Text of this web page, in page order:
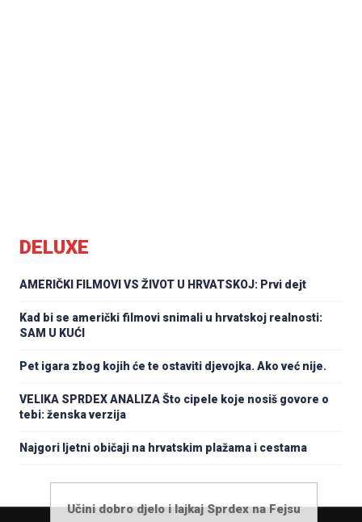
DELUXE
AMERIČKI FILMOVI VS ŽIVOT U HRVATSKOJ: Prvi dejt
Kad bi se američki filmovi snimali u hrvatskoj realnosti:
SAM U KUĆI
Pet igara zbog kojih će te ostaviti djevojka. Ako već nije.
VELIKA SPRDEX ANALIZA Što cipele koje nosiš govore o
tebi: ženska verzija
Najgori ljetni običaji na hrvatskim plažama i cestama
Učini dobro djelo i lajkaj Sprdex na Fejsu